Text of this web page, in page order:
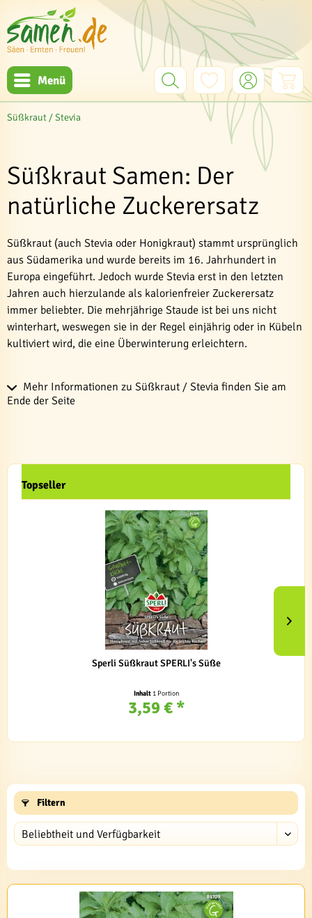
Menü
Süßkraut / Stevia
Süßkraut Samen: Der
natürliche Zuckerersatz
Süßkraut (auch Stevia oder Honigkraut) stammt ursprünglich
aus Südamerika und wurde bereits im 16. Jahrhundert in
Europa eingeführt. Jedoch wurde Stevia erst in den letzten
Jahren auch hierzulande als kalorienfreier Zuckerersatz
immer beliebter. Die mehrjährige Staude ist bei uns nicht
winterhart, weswegen sie in der Regel einjährig oder in Kübeln
kultiviert wird, die eine Überwinterung erleichtern.
Mehr Informationen zu Süßkraut / Stevia finden Sie am
Ende der Seite
Topseller
Sperli Süßkraut SPERLI's Süße
Inhalt 1 Portion
3,59 € *
Filtern